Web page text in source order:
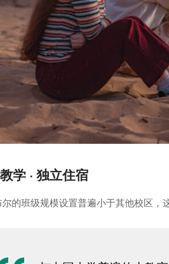
学 · 独立住宿
的班级规模设置普遍小于其他校区